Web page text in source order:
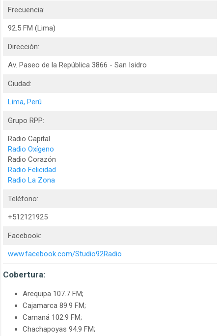
Frecuencia:
92.5 FM (Lima)
Dirección:
Av. Paseo de la República 3866 - San Isidro
Ciudad:
Lima, Perú
Grupo RPP:
Radio Capital
Radio Oxígeno
Radio Corazón
Radio Felicidad
Radio La Zona
Teléfono:
+512121925
Facebook:
www.facebook.com/Studio92Radio
Cobertura:
Arequipa 107.7 FM;
Cajamarca 89.9 FM;
Camaná 102.9 FM;
Chachapoyas 94.9 FM;